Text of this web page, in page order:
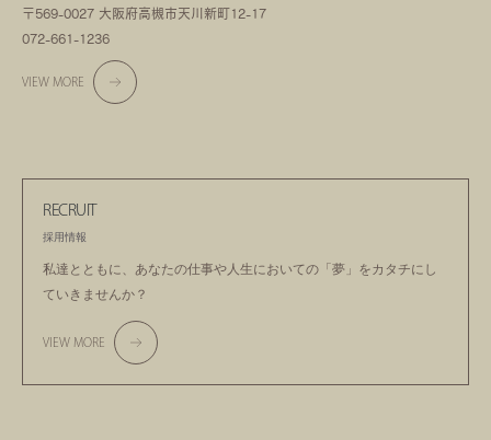
〒569-0027 大阪府高槻市天川新町12-17
072-661-1236
VIEW MORE
RECRUIT
採用情報
私達とともに、あなたの仕事や人生においての 「夢」をカタチにし
ていきませんか？
VIEW MORE